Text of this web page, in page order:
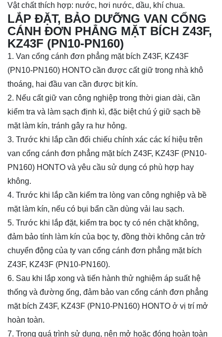
Vật chất thích hợp: nước, hơi nước, dầu, khí chua.
LẮP ĐẶT, BẢO DƯỠNG VAN CỔNG
CÁNH ĐƠN PHẲNG MẶT BÍCH Z43F,
KZ43F (PN10-PN160)
1. Van cổng cánh đơn phẳng mặt bích Z43F, KZ43F
(PN10-PN160) HONTO cần được cất giữ trong nhà khô
thoáng, hai đầu van cần được bịt kín.
2. Nếu cất giữ van công nghiệp trong thời gian dài, cần
kiểm tra và làm sạch định kì, đặc biệt chú ý giữ sạch bề
mặt làm kín, tránh gây ra hư hỏng.
3. Trước khi lắp cần đối chiếu chính xác các kí hiệu trên
van cổng cánh đơn phẳng mặt bích Z43F, KZ43F (PN10-
PN160) HONTO và yêu cầu sử dụng có phù hợp hay
không.
4. Trước khi lắp cần kiểm tra lòng van công nghiệp và bề
mặt làm kín, nếu có bụi bẩn cần dùng vải lau sạch.
5. Trước khi lắp đặt, kiểm tra bọc ty có nén chặt không,
đảm bảo tính làm kín của bọc ty, đồng thời không cản trở
chuyển động của ty van cổng cánh đơn phẳng mặt bích
Z43F, KZ43F (PN10-PN160).
6. Sau khi lắp xong và tiến hành thử nghiệm áp suất hệ
thống và đường ống, đảm bảo van cổng cánh đơn phẳng
mặt bích Z43F, KZ43F (PN10-PN160) HONTO ở vị trí mở
hoàn toàn.
7. Trong quá trình sử dụng, nên mở hoặc đóng hoàn toàn